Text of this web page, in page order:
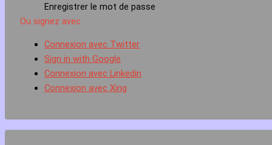
Enregistrer le mot de passe
Ou signez avec
Connexion avec Twitter
Sign in with Google
Connexion avec Linkedin
Connexion avec Xing